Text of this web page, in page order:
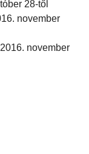
28-től
november
november